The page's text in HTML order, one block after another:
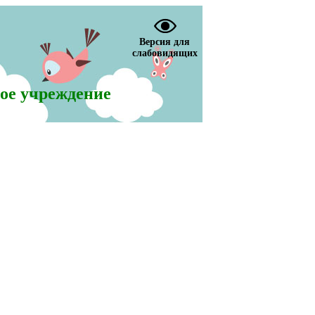
Версия для
слабовидящих
учреждение